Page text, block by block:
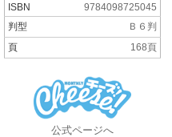
ISBN
9784098725045
判型
Ｂ６判
頁
168頁
公式ページへ